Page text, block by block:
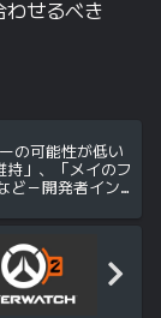
わせるべき
ーの可能性が低い
持」、「メイのフ
ど－開発者イン